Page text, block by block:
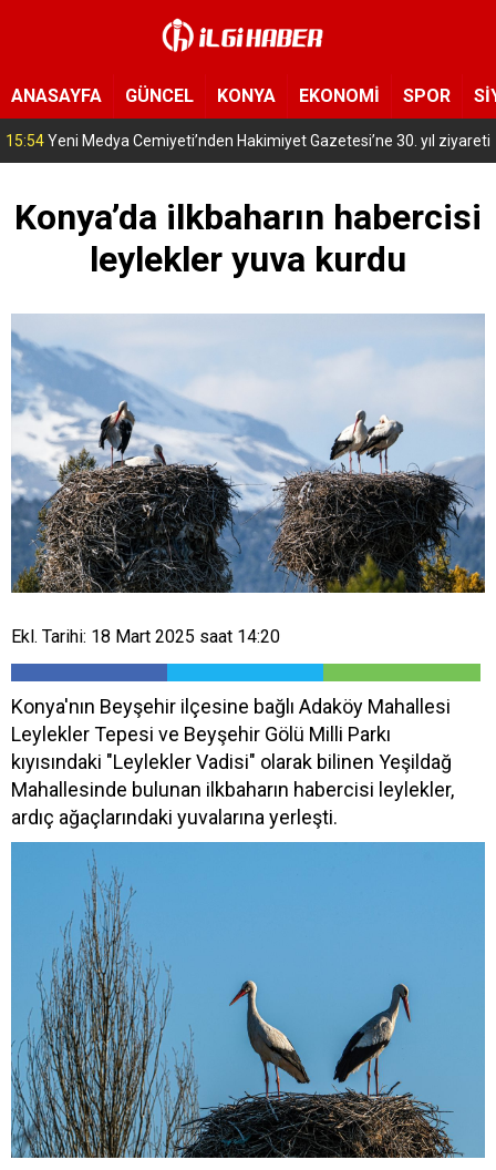
ANASAYFA GÜNCEL KONYA EKONOMİ SPOR
15:39Konya’nın bu ilçesinde sivrisinekler hayatı zehir etti! Hastanelik olanlar var
Konya’da ilkbaharın habercisi
leylekler yuva kurdu
Ekl. Tarihi: 18 Mart 2025 saat 14:20
Konya'nın Beyşehir ilçesine bağlı Adaköy Mahallesi
Leylekler Tepesi ve Beyşehir Gölü Milli Parkı
kıyısındaki "Leylekler Vadisi" olarak bilinen Yeşildağ
Mahallesinde bulunan ilkbaharın habercisi leylekler,
ardıç ağaçlarındaki yuvalarına yerleşti.